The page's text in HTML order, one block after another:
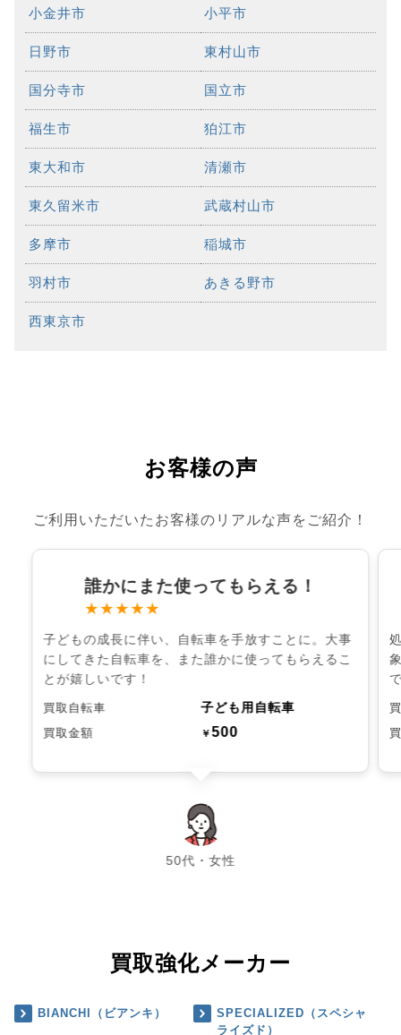
小金井市 小平市
日野市 東村山市
国分寺市 国立市
福生市 狛江市
東大和市 清瀬市
東久留米市 武蔵村山市
多摩市 稲城市
羽村市 あきる野市
西東京市
お客様の声
ご利用いただいたお客様のリアルな声をご紹介！
誰かにまた使ってもらえる！
★★★★★
子どもの成長に伴い、自転車を手放すことに。大事
にしてきた自転車を、また誰かに使ってもらえるこ
とが嬉しいです！
買取自転車 子ども用自転車
買取金額 ￥500
50代・女性
chevron_left chevron_right
買取強化メーカー
BIANCHI（ビアンキ）
SPECIALIZED（スペシャ
ライズド）